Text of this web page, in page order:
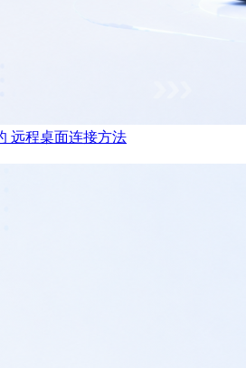
远程桌面连接方法